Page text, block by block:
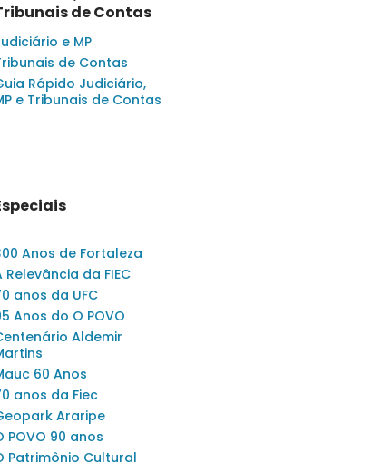
de Contas
e MP
de Contas
Rápido Judiciário,
e Tribunais de Contas
Anos de Fortaleza
Relevância da FIEC
anos da UFC
Anos do O POVO
Aldemir
60 Anos
anos da Fiec
Araripe
POVO 90 anos
Patrimônio Cultural